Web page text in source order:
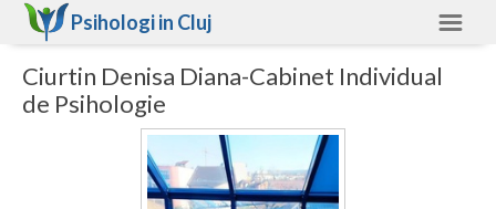
Psihologi in Cluj
Cluj
Alte judete
Ajutor
Ciurtin Denisa Diana-Cabinet Individual
de Psihologie